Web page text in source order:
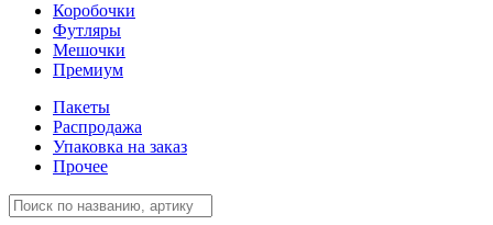
Коробочки
Футляры
Мешочки
Премиум
Пакеты
Распродажа
Упаковка на заказ
Прочее